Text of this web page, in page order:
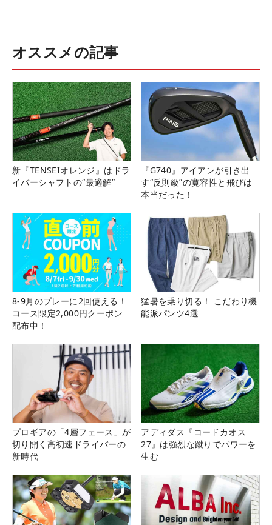
オススメの記事
新『TENSEIオレンジ』はドラ
イバーシャフトの“最適解”
『G740』アイアンが引き出
す“反則級”の寛容性と飛びは
本当だった！
8-9月のプレーに2回使える！
コース限定2,000円クーポン
配布中！
猛暑を乗り切る！ こだわり機
能派パンツ4選
プロギアの「4層フェース」が
切り開く高初速ドライバーの
新時代
アディダス『コードカオス
27』は強烈な蹴りでパワーを
生む